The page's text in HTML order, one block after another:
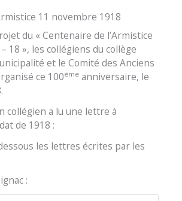
11 novembre 1918
du « Centenaire de l’Armistice
18 », les collégiens du collège
et le Comité des Anciens
ce 100ème anniversaire, le
collégien a lu une lettre à
de 1918 :
les lettres écrites par les
: